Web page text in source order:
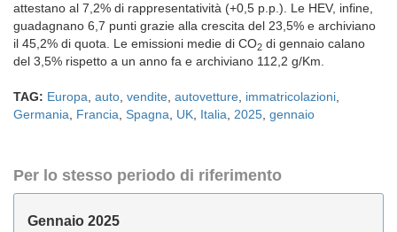
attestano al 7,2% di rappresentatività (+0,5 p.p.). Le HEV, infine,
guadagnano 6,7 punti grazie alla crescita del 23,5% e archiviano
il 45,2% di quota. Le emissioni medie di CO2 di gennaio calano
del 3,5% rispetto a un anno fa e archiviano 112,2 g/Km.
TAG: Europa auto vendite autovetture immatricolazioni
Germania
Francia Spagna UK Italia 2025 gennaio
Per lo stesso periodo di riferimento
Gennaio 2025